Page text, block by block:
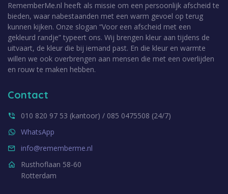
Contact
010 820 97 53 (kantoor) / 085 0475508 (24/7)
WhatsApp
info@rememberme.nl
Rusthoflaan 58-60
Rotterdam
RememberMe.nl heeft als missie om een persoonlijk afscheid te
bieden, waar nabestaanden met een warm gevoel op terug
kunnen kijken. Onze slogan “Voor een afscheid met een
gekleurd randje” typeert ons. Wij brengen kleur aan tijdens de
uitvaart, de kleur die bij iemand past. En die kleur en warmte
willen we ook overbrengen aan mensen die met een overlijden
en rouw te maken hebben.